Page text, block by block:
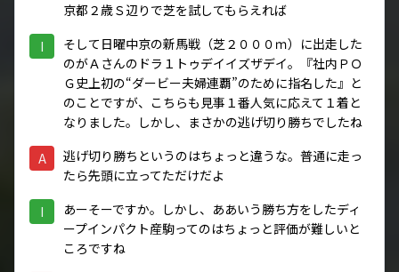
京都２歳Ｓ辺りで芝を試してもらえれば
I
そして日曜中京の新馬戦（芝２０００ｍ）に出走した
のがＡさんのドラ１トゥデイイズザデイ。『社内ＰＯ
Ｇ史上初の“ダービー夫婦連覇”のために指名した』と
のことですが、こちらも見事１番人気に応えて１着と
なりました。しかし、まさかの逃げ切り勝ちでしたね
A
逃げ切り勝ちというのはちょっと違うな。普通に走っ
たら先頭に立ってただけだよ
I
あーそーですか。しかし、ああいう勝ち方をしたディ
ープインパクト産駒ってのはちょっと評価が難しいと
ころですね